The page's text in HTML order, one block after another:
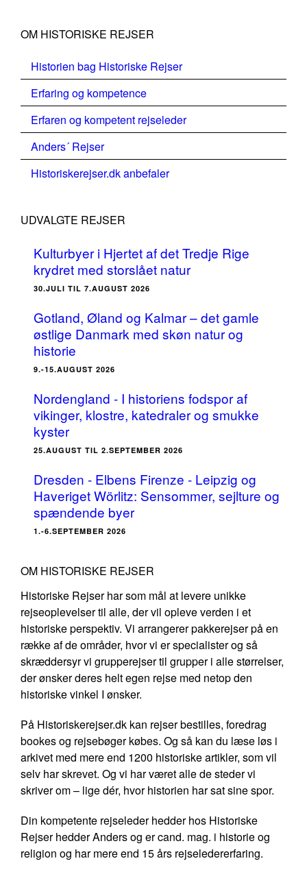
OM HISTORISKE REJSER
Historien bag Historiske Rejser
Erfaring og kompetence
Erfaren og kompetent rejseleder
Anders´ Rejser
Historiskerejser.dk anbefaler
UDVALGTE REJSER
Kulturbyer i Hjertet af det Tredje Rige
krydret med storslået natur
30.JULI TIL 7.AUGUST 2026
Gotland, Øland og Kalmar – det gamle
østlige Danmark med skøn natur og
historie
9.-15.AUGUST 2026
Nordengland - I historiens fodspor af
vikinger, klostre, katedraler og smukke
kyster
25.AUGUST TIL 2.SEPTEMBER 2026
Dresden - Elbens Firenze - Leipzig og
Haveriget Wörlitz: Sensommer, sejlture og
spændende byer
1.-6.SEPTEMBER 2026
OM HISTORISKE REJSER
Historiske Rejser har som mål at levere unikke
rejseoplevelser til alle, der vil opleve verden i et
historiske perspektiv. Vi arrangerer pakkerejser på en
række af de områder, hvor vi er specialister og så
skræddersyr vi grupperejser til grupper i alle størrelser,
der ønsker deres helt egen rejse med netop den
historiske vinkel I ønsker.
På Historiskerejser.dk kan rejser bestilles, foredrag
bookes og rejsebøger købes. Og så kan du læse løs i
arkivet med mere end 1200 historiske artikler, som vil
selv har skrevet. Og vi har været alle de steder vi
skriver om – lige dér, hvor historien har sat sine spor.
Din kompetente rejseleder hedder hos Historiske
Rejser hedder Anders og er cand. mag. i historie og
religion og har mere end 15 års rejseledererfaring.